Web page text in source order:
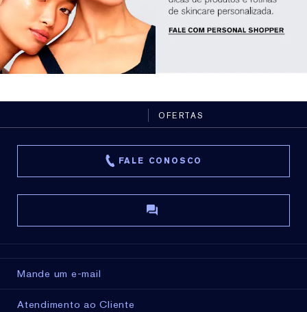
OFERTAS
FALE CONOSCO
Mande um e-mail
Atendimento ao Cliente